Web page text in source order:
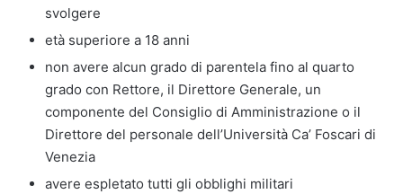
svolgere
età superiore a 18 anni
non avere alcun grado di parentela fino al quarto
grado con Rettore, il Direttore Generale, un
componente del Consiglio di Amministrazione o il
Direttore del personale dell’Università Ca’ Foscari di
Venezia
avere espletato tutti gli obblighi militari